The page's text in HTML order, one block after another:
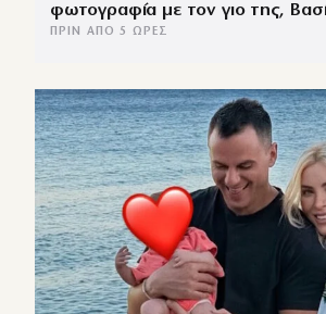
φωτογραφία με τον γιο της,
ΠΡΙΝ ΑΠΌ 5 ΏΡΕΣ